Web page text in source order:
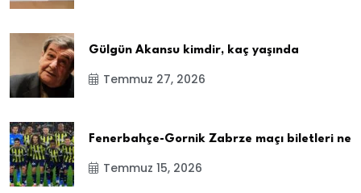
Gülgün Akansu kimdir, kaç yaşında
Temmuz 27, 2026
Fenerbahçe-Gornik Zabrze maçı biletleri ne
Temmuz 15, 2026